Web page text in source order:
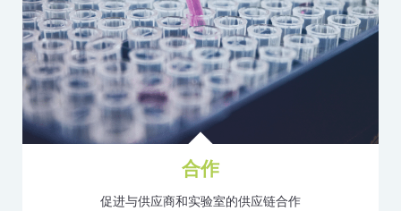
合作
促进与供应商和实验室的供应链合作